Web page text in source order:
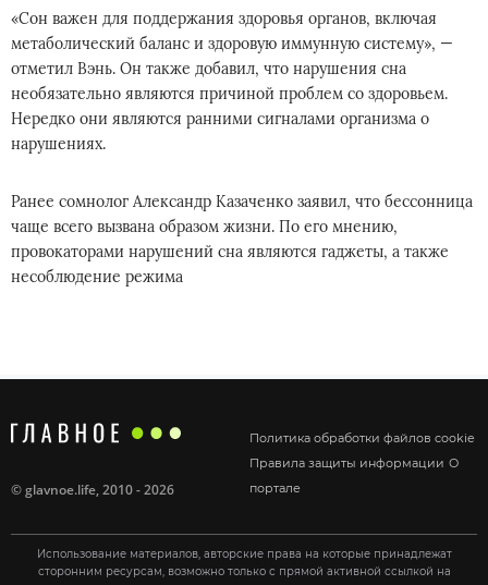
«Сон важен для поддержания здоровья органов, включая
метаболический баланс и здоровую иммунную систему», —
отметил Вэнь. Он также добавил, что нарушения сна
необязательно являются причиной проблем со здоровьем.
Нередко они являются ранними сигналами организма о
нарушениях.
Ранее сомнолог Александр Казаченко заявил, что бессонница
чаще всего вызвана образом жизни. По его мнению,
провокаторами нарушений сна являются гаджеты, а также
несоблюдение режима
Политика обработки файлов cookie
Правила защиты информации О
портале
©glavnoe.life, 2010 - 2026
Использование материалов, авторские права на которые принадлежат
сторонним ресурсам, возможно только с прямой активной ссылкой на